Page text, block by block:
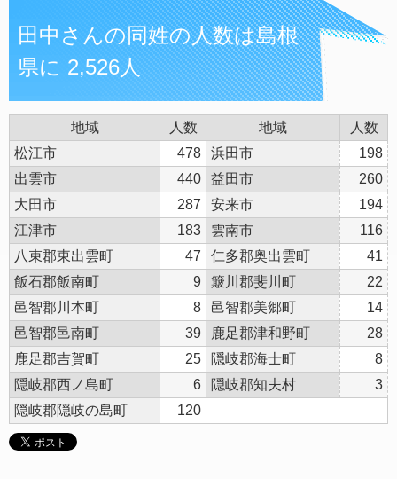
田中さんの同姓の人数は島根
県に 2,526人
地域 人数 地域
人数
松江市
478 浜田市
198
出雲市
440 益田市
260
大田市
287 安来市
194
江津市
183 雲南市
116
八束郡東出雲町
47 仁多郡奥出雲町
41
飯石郡飯南町
9 簸川郡斐川町
22
邑智郡川本町
8 邑智郡美郷町
14
邑智郡邑南町
39 鹿足郡津和野町
28
鹿足郡吉賀町
25 隠岐郡海士町
8
隠岐郡西ノ島町
6 隠岐郡知夫村
3
隠岐郡隠岐の島町
120